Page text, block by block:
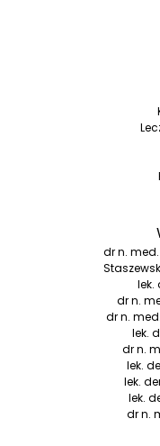
dr n.
lek.
dr n.
dr n.
lek.
dr n.
lek.
lek.
lek.
dr n.